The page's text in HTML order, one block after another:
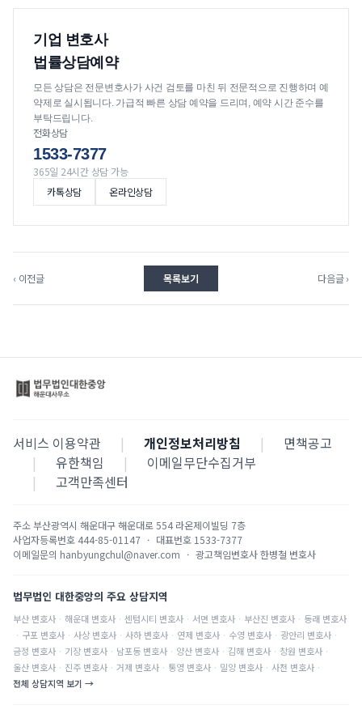
기업 변호사
법률상담예약
모든 상담은 전문변호사가 사건 검토를 마친 뒤 전문적으로 진행하며 예
약제로 실시됩니다. 가급적 빠른 상담 예약을 드리며, 예약 시간 준수를
부탁드립니다.
전화상담
1533-7377
365일 24시간 상담 가능
카톡상담
온라인상담
‹ 이전글 목록보기 다음글 ›
서비스 이용약관 | 개인정보처리방침 |
면책공고
|
유한책임 |
이메일무단수집거부
|
고객만족센터
주소부산광역시 해운대구 해운대로 554 라온제이빌딩 7층
사업자등록번호 444-85-01147 · 대표번호 1533-7377
이메일문의 hanbyungchul@naver.com · 광고책임변호사한병철 변호사
법무법인 대한중앙의 주요 상담지역
부산 변호사 · 해운대 변호사 · 센텀시티 변호사 · 서면 변호사 · 부산진 변호사 · 동래 변호사
· 구포 변호사 · 사상 변호사 · 사하 변호사 · 연제 변호사 · 수영 변호사 · 광안리 변호사 ·
금정 변호사 · 기장 변호사 · 남포동 변호사 · 양산 변호사 · 김해 변호사 · 창원 변호사 ·
울산 변호사 · 진주 변호사 · 거제 변호사 · 통영 변호사 · 밀양 변호사 · 사천 변호사 ·
전체 상담지역 보기 →